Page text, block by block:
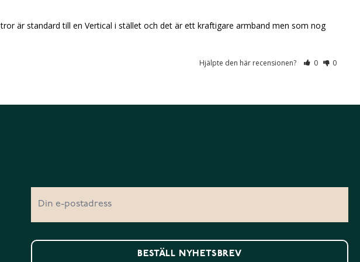
är standard till en Vertical i stället och det är ett kraftigare armband men som nog
Hjälpte den här recensionen? 0 0
BESTÄLL NYHETSBREV